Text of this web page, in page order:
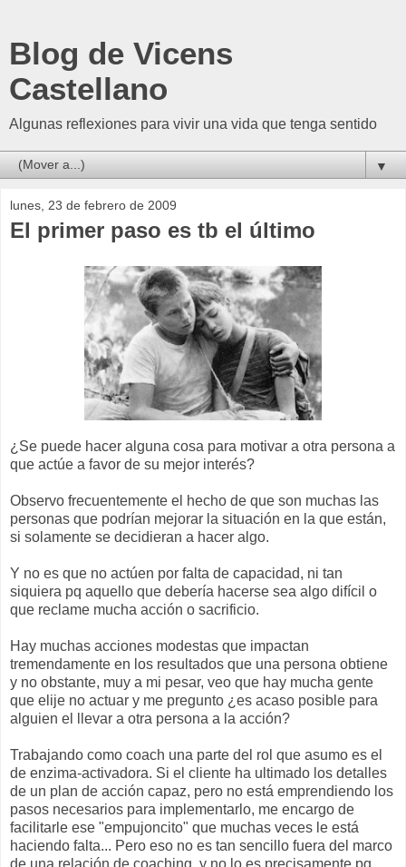
Blog de Vicens
Castellano
Algunas reflexiones para vivir una vida que tenga sentido
▼
lunes, 23 de febrero de 2009
El primer paso es tb el último
¿Se puede hacer alguna cosa para motivar a otra persona a
que actúe a favor de su mejor interés?
Observo frecuentemente el hecho de que son muchas las
personas que podrían mejorar la situación en la que están,
si solamente se decidieran a hacer algo.
Y no es que no actúen por falta de capacidad, ni tan
siquiera pq aquello que debería hacerse sea algo difícil o
que reclame mucha acción o sacrificio.
Hay muchas acciones modestas que impactan
tremendamente en los resultados que una persona obtiene
y no obstante, muy a mi pesar, veo que hay mucha gente
que elije no actuar y me pregunto ¿es acaso posible para
alguien el llevar a otra persona a la acción?
Trabajando como coach una parte del rol que asumo es el
de enzima-activadora. Si el cliente ha ultimado los detalles
de un plan de acción capaz, pero no está emprendiendo los
pasos necesarios para implementarlo, me encargo de
facilitarle ese "empujoncito" que muchas veces le está
haciendo falta... Pero eso no es tan sencillo fuera del marco
de una relación de coaching, y no lo es precisamente pq,